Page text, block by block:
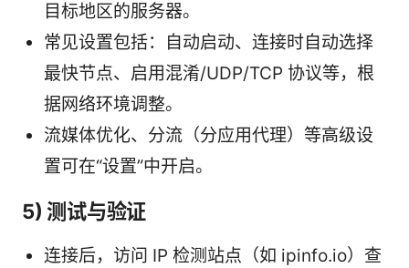
目标地区的服务器。
常见设置包括：自动启动、连接时自动选择
最快节点、启用混淆/UDP/TCP 协议等，根
据网络环境调整。
流媒体优化、分流（分应用代理）等高级设
置可在“设置”中开启。
5) 测试与验证
连接后，访问 IP 检测站点（如 ipinfo.io）查